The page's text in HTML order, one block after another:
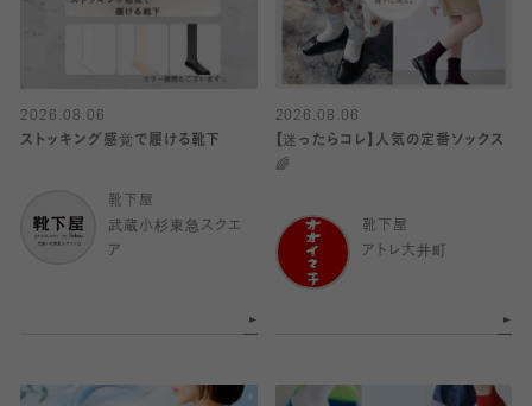
2026.08.06
ストッキング感覚で履ける靴下
靴下屋
武蔵小杉東急スクエ
ア
2026.08.06
【迷ったらコレ】人気の定番ソックス
🌈
靴下屋
アトレ大井町